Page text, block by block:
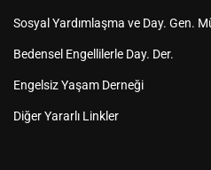
Sosyal Yardımlaşma ve Day. Gen.
Bedensel Engellilerle Day. Der.
Engelsiz Yaşam Derneği
Diğer Yararlı Linkler